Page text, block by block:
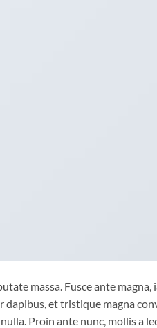
massa. Fusce ante magna,
et tristique magna
Proin ante nunc, mollis a